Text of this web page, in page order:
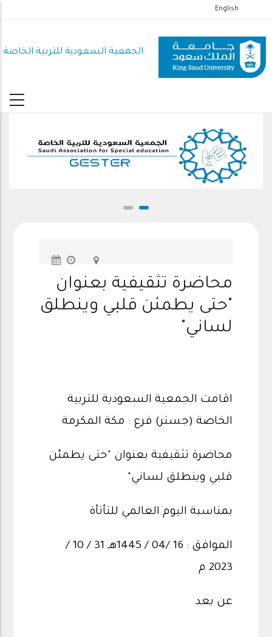
إلى
المحتوى
الرئيسي
English
الجمعية السعودية للتربية الخاصة
محاضرة تثقيفية بعنوان
"حتى يطمئن قلبي وينطلق
لساني"
اقامت الجمعية السعودية للتربية
الخاصة (جستر) فرع : مكة المكرمة
محاضرة تثقيفية بعنوان "حتى يطمئن
قلبي وينطلق لساني"
بمناسبة اليوم العالمي للتأتأة
الموافق : 16 /04 / 1445هـ 31 / 10 /
2023 م
عن بعد